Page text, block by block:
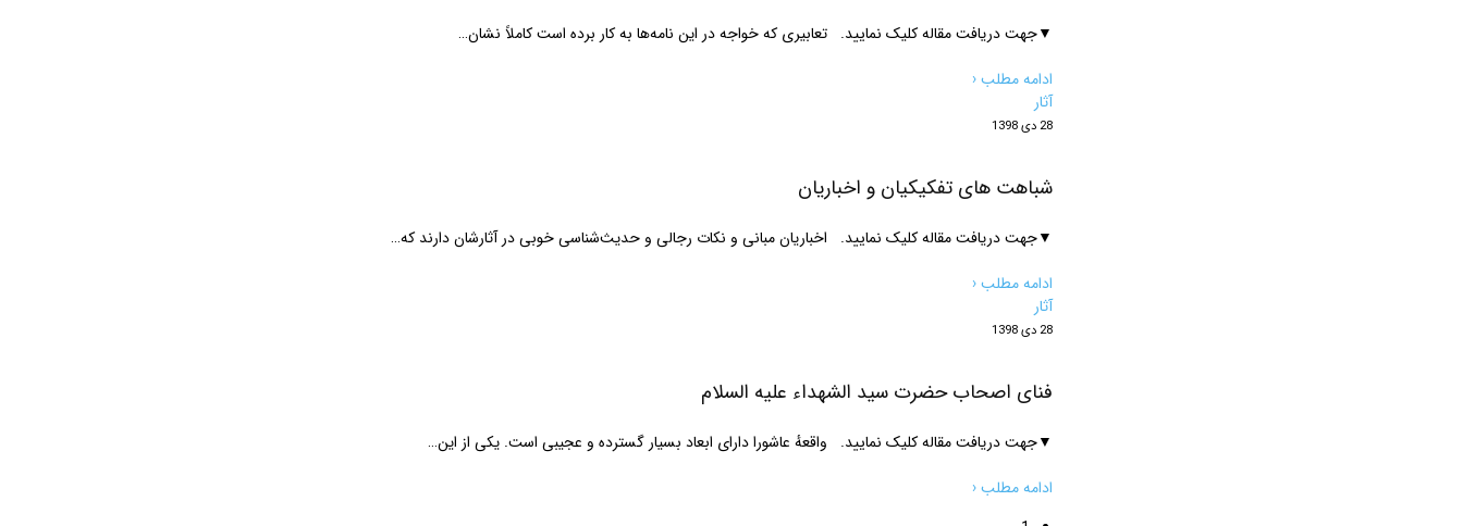
▼جهت دریافت مقاله کلیک نمایید. تعابیری که خواجه در این نامه‌ها به کار برده است کاملاً نشان…
ادامه مطلب ‹
آثار
28 دی 1398
شباهت های تفکیکیان و اخباریان
▼جهت دریافت مقاله کلیک نمایید. اخباریان مبانی و نکات رجالی و حدیث‌شناسی خوبی در آثارشان دارند که…
ادامه مطلب ‹
آثار
28 دی 1398
فنای اصحاب حضرت سید الشهداء علیه السلام
▼جهت دریافت مقاله کلیک نمایید. واقعهٔ عاشورا دارای ابعاد بسیار گسترده و عجیبی است. یکی از این…
ادامه مطلب ‹